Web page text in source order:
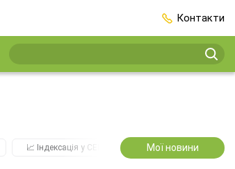
Контакти
📈 Індексація у СЕРПНІ 2️⃣0️⃣2️⃣7️⃣ Усі
Мої новини